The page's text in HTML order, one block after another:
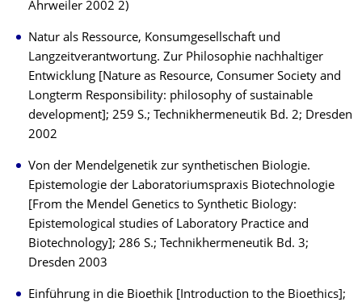
Ahrweiler 2002 2)
Natur als Ressource, Konsumgesellschaft und
Langzeitverantwortung. Zur Philosophie nachhaltiger
Entwicklung [Nature as Resource, Consumer Society and
Longterm Responsibility: philosophy of sustainable
development]; 259 S.; Technikhermeneutik Bd. 2; Dresden
2002
Von der Mendelgenetik zur synthetischen Biologie.
Epistemologie der Laboratoriumspraxis Biotechnologie
[From the Mendel Genetics to Synthetic Biology:
Epistemological studies of Laboratory Practice and
Biotechnology]; 286 S.; Technikhermeneutik Bd. 3;
Dresden 2003
Einführung in die Bioethik [Introduction to the Bioethics];